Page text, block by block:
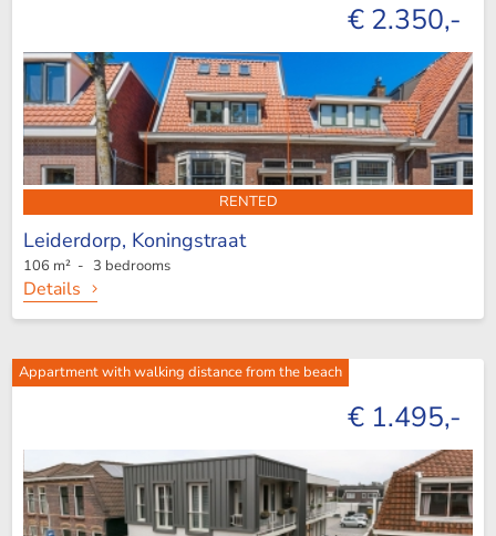
€ 2.350,-
RENTED
Leiderdorp, Koningstraat
106 m² - 3 bedrooms
Details
Appartment with walking distance from the beach
€ 1.495,-